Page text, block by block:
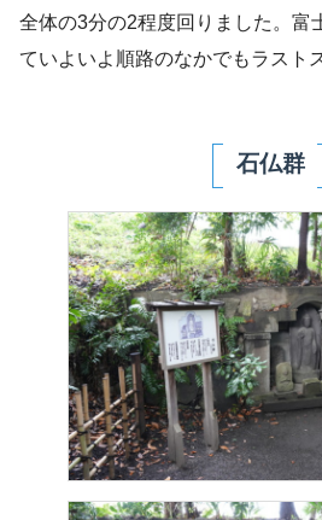
全体の3分の2程度回りました。富
ていよいよ順路のなかでもラスト
石仏群